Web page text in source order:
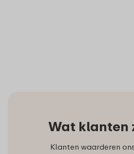
Wat klanten
Klanten waarderen